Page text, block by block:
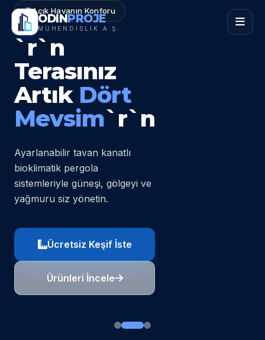
ODINPROJE
MÜHENDİSLİK A.Ş.
Açık Havanın Konforu
`r`n
Terasınız
Artık Dört
Mevsim`r`n
Ayarlanabilir tavan kanatlı
bioklimatik pergola
sistemleriyle güneşi, gölgeyi ve
yağmuru siz yönetin.
Ücretsiz Keşif İste
Ürünleri İncele